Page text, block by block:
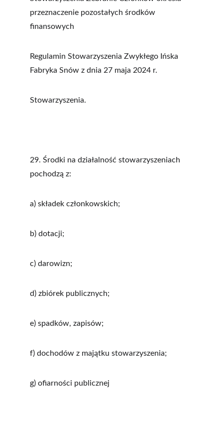
przeznaczenie pozostałych środków
finansowych
Regulamin Stowarzyszenia Zwykłego Ińska
Fabryka Snów z dnia 27 maja 2024 r.
Stowarzyszenia.
29. Środki na działalność stowarzyszeniach
pochodzą z:
a) składek członkowskich;
b) dotacji;
c) darowizn;
d) zbiórek publicznych;
e) spadków, zapisów;
f) dochodów z majątku stowarzyszenia;
g) ofiarności publicznej